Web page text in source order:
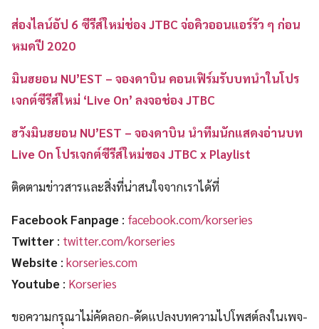
ส่องไลน์อัป 6 ซีรีส์ใหม่ช่อง JTBC จ่อคิวออนแอร์รัว ๆ ก่อน
หมดปี 2020
มินฮยอน NU’EST – จองดาบิน คอนเฟิร์มรับบทนำในโปร
เจกต์ซีรีส์ใหม่ ‘Live On’ ลงจอช่อง JTBC
ฮวังมินฮยอน NU’EST – จองดาบิน นำทีมนักแสดงอ่านบท
Live On โปรเจกต์ซีรีส์ใหม่ของ JTBC x Playlist
ติดตามข่าวสารและสิ่งที่น่าสนใจจากเราได้ที่
Facebook Fanpage : facebook.com/korseries
Twitter : twitter.com/korseries
Website : korseries.com
Youtube : Korseries
ขอความกรุณาไม่คัดลอก-ดัดแปลงบทความไปโพสต์ลงในเพจ-